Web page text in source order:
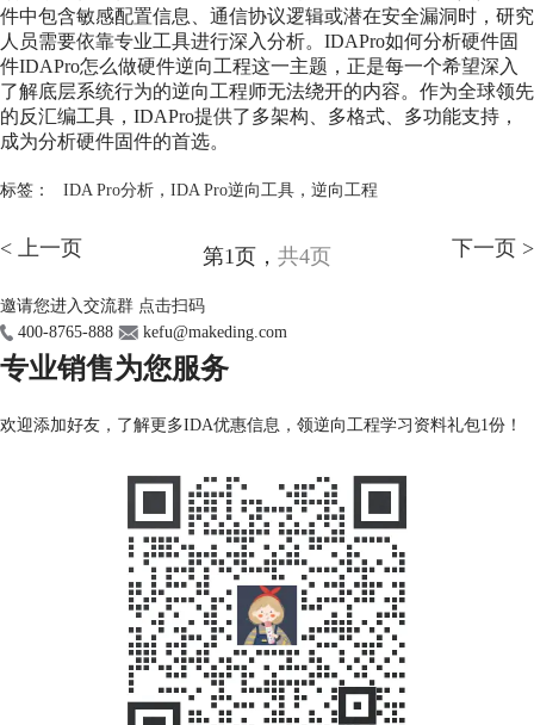
件中包含敏感配置信息、通信协议逻辑或潜在安全漏洞时，研究
人员需要依靠专业工具进行深入分析。IDAPro如何分析硬件固
件IDAPro怎么做硬件逆向工程这一主题，正是每一个希望深入
了解底层系统行为的逆向工程师无法绕开的内容。作为全球领先
的反汇编工具，IDAPro提供了多架构、多格式、多功能支持，
成为分析硬件固件的首选。
标签： IDA Pro分析， IDA Pro逆向工具， 逆向工程
< 上一页 第1页， 共4页 下一页 >
邀请您进入交流群 点击扫码
400-8765-888
kefu@makeding.com
专业销售为您服务
欢迎添加好友，了解更多IDA优惠信息，领逆向工程学习资料礼包1份！